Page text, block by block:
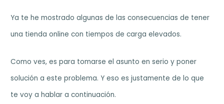
Ya te he mostrado algunas de las consecuencias de tener
una tienda online con tiempos de carga elevados.
Como ves, es para tomarse el asunto en serio y poner
solución a este problema. Y eso es justamente de lo que
te voy a hablar a continuación.